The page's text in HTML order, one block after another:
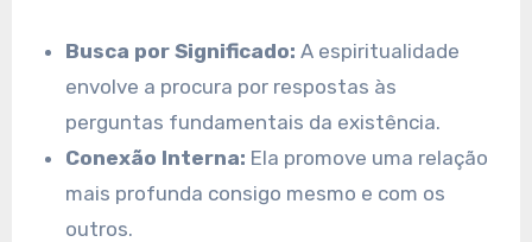
Busca por Significado: A espiritualidade
envolve a procura por respostas às
perguntas fundamentais da existência.
Conexão Interna: Ela promove uma relação
mais profunda consigo mesmo e com os
outros.